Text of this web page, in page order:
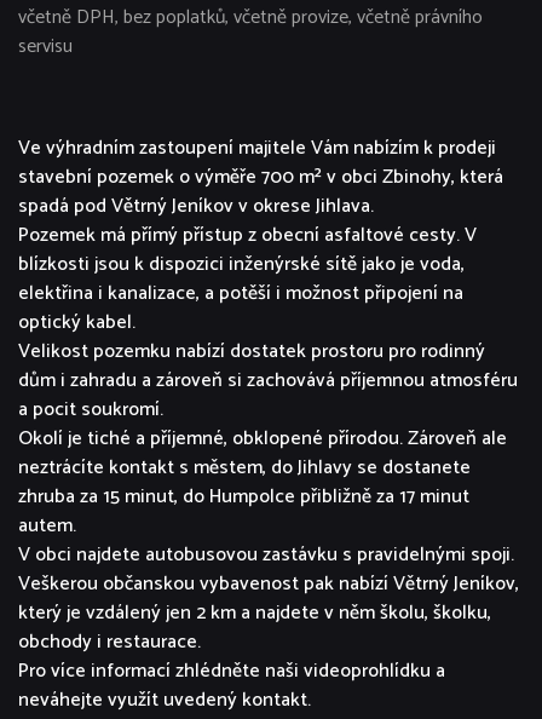
včetně DPH, bez poplatků, včetně provize, včetně právního
servisu
Ve výhradním zastoupení majitele Vám nabízím k prodeji
stavební pozemek o výměře 700 m² v obci Zbinohy, která
spadá pod Větrný Jeníkov v okrese Jihlava.
Pozemek má přímý přístup z obecní asfaltové cesty. V
blízkosti jsou k dispozici inženýrské sítě jako je voda,
elektřina i kanalizace, a potěší i možnost připojení na
optický kabel.
Velikost pozemku nabízí dostatek prostoru pro rodinný
dům i zahradu a zároveň si zachovává příjemnou atmosféru
a pocit soukromí.
Okolí je tiché a příjemné, obklopené přírodou. Zároveň ale
neztrácíte kontakt s městem, do Jihlavy se dostanete
zhruba za 15 minut, do Humpolce přibližně za 17 minut
autem.
V obci najdete autobusovou zastávku s pravidelnými spoji.
Veškerou občanskou vybavenost pak nabízí Větrný Jeníkov,
který je vzdálený jen 2 km a najdete v něm školu, školku,
obchody i restaurace.
Pro více informací zhlédněte naši videoprohlídku a
neváhejte využít uvedený kontakt.